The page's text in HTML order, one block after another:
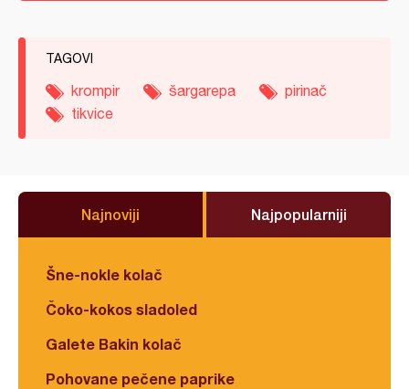
TAGOVI
krompir šargarepa
pirinač
tikvice
Najnoviji Najpopularniji
Šne-nokle kolač
Čoko-kokos sladoled
Galete Bakin kolač
Pohovane pečene paprike